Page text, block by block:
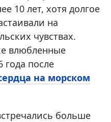
10 лет, хотя долгое
на
чувствах.
влюбленные
года после
на морском
больше